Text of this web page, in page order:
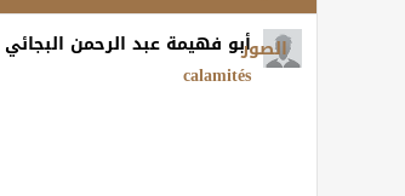
الصورأبو فهيمة عبد الرحمن البجائي
calamités